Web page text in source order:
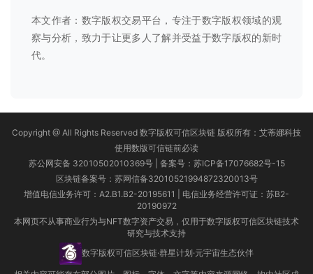
本文作者：数字版权交易平台，专注于数字版权领域的观
察与分析，致力于让更多人了解并受益于数字版权的新时
代。
Copyright @ All Rights Reserved 数字版权可信区块链 版权所有：艾蒂娜科技
使用数版可信链前必读
苏公网安备 32010502010369号 | 备案号： 苏ICP备17076682号-15
区块链备案号：苏网信备32010521994872320013号
增值电信业务许可：A2.B1.B2-20195611 | 电信业务经营许可证：苏B2-
20190972
本网页不从事商业行为与NFT数字资产交易，仅用于数字版权可信区块链技术
研究与技术支持
数字版权可信区块链·群星计划·元宇宙生态伙伴